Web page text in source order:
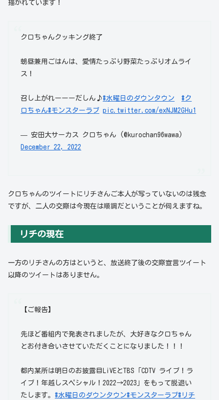
描かれています！
クロちゃんクッキング終了
朝昼兼用ごはんは、愛情たっぷり野菜たっぷりオムライ
ス！
召し上がれーーーだしん♪#水曜日のダウンタウン
#ク
ロちゃん#モンスターラブ pic.twitter.com/exNJM2GHu1
— 安田大サーカス クロちゃん (@kurochan96wawa)
December 22, 2022
クロちゃんのツイートにリチさんご本人が写っていないのは残念
ですが、二人の交際は今現在は順調だということが伺えますね。
リチの現在
一方のリチさんの方はというと、放送終了後の交際宣言ツイート
以降のツイートはありません。
【ご報告】
先ほど番組内で発表されましたが、大好きなクロちゃん
とお付き合いさせていただくことになりました！！！
都内某所は明日のお披露目LiVEとTBS「CDTV ライブ！ラ
イブ！年越しスペシャル！2022→2023」をもって脱退い
たします。#水曜日のダウンタウン#モンスターラブ#リチ